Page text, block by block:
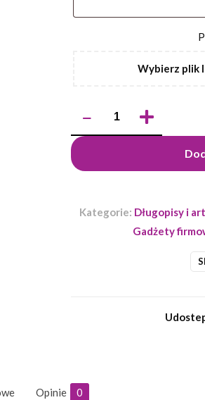
Wybierz plik
BONITO
Kategorie: Długopisy i
Gadżety
Opinie 0